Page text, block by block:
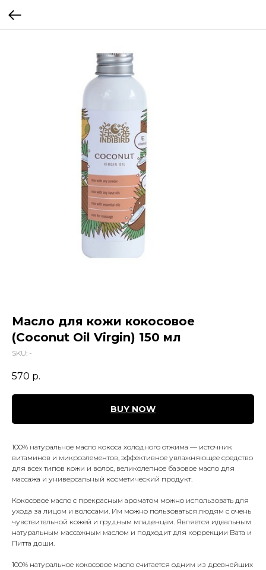
Масло для кожи кокосовое
(Coconut Oil Virgin) 150 мл
SKU: -
570 р.
BUY NOW
100% натуральное масло кокоса холодного отжима — источник
витаминов и микроэлементов, эффективное увлажняющее средство
для всех типов кожи и волос, великолепное базовое масло для
массажа и универсальный косметический продукт.
Кокосовое масло с прекрасным ароматом можно использовать для
ухода за лицом и волосами. Им можно пользоваться людям с очень
чувствительной кожей и грудным младенцам. Является идеальным
натуральным массажным маслом и подходит для коррекции Вата и
Питта доши.
100% натуральное кокосовое масло считается одним из древнейших